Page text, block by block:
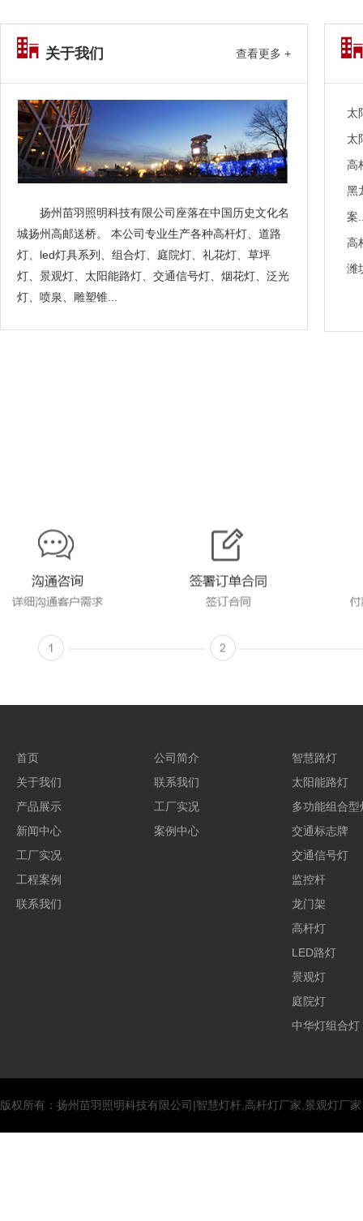
关于我们 查看更多 +
扬州苗羽照明科技有限公司座落在中国历史文化名
城扬州高邮送桥。 本公司专业生产各种高杆灯、道路
灯、led灯具系列、组合灯、庭院灯、礼花灯、草坪
灯、景观灯、太阳能路灯、交通信号灯、烟花灯、泛光
灯、喷泉、雕塑锥...
太
太
高
黑
案
高
潍
首页
关于我们
产品展示
新闻中心
工厂实况
工程案例
联系我们
公司简介
联系我们
工厂实况
案例中心
智慧路灯
太阳能路灯
多功能组合型
交通标志牌
交通信号灯
监控杆
龙门架
高杆灯
LED路灯
景观灯
庭院灯
中华灯组合灯
版权所有：扬州苗羽照明科技有限公司|智慧灯杆,高杆灯厂家,景观灯厂家